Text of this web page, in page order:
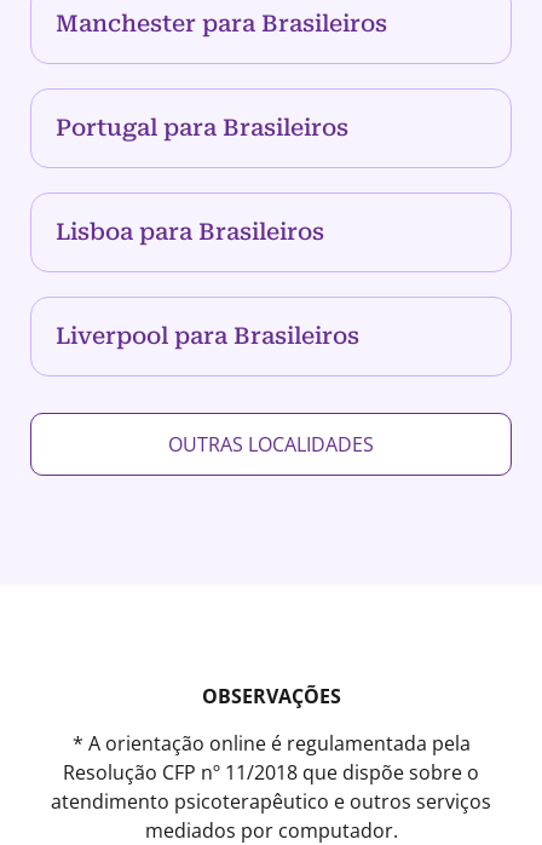
Manchester para Brasileiros
Portugal para Brasileiros
Lisboa para Brasileiros
Liverpool para Brasileiros
OUTRAS LOCALIDADES
OBSERVAÇÕES
* A orientação online é regulamentada pela
Resolução CFP nº 11/2018 que dispõe sobre o
atendimento psicoterapêutico e outros serviços
mediados por computador.